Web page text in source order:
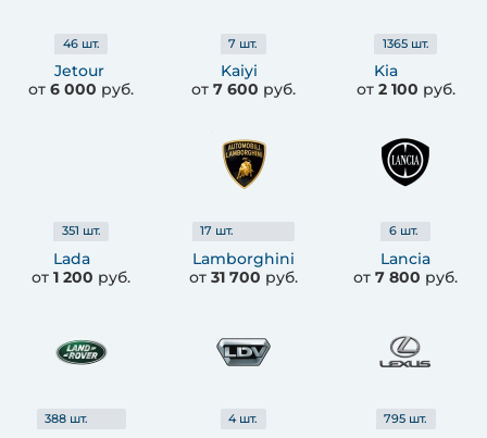
46шт.
Jetour
от6 000 руб.
7 шт.
Kaiyi
от 7 600 руб.
1365шт.
Kia
от 2 100 руб.
351 шт.
Lada
от1 200 руб.
17 шт.
Lamborghini
от 31 700 руб.
6шт.
Lancia
от7 800 руб.
388 шт. 4шт. 795 шт.